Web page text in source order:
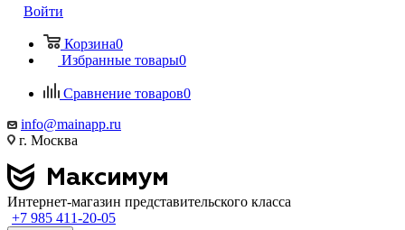
Войти
Корзина0
Избранные товары0
Сравнение товаров0
info@mainapp.ru
г. Москва
Интернет-магазин представительского класса
+7 985 411-20-05